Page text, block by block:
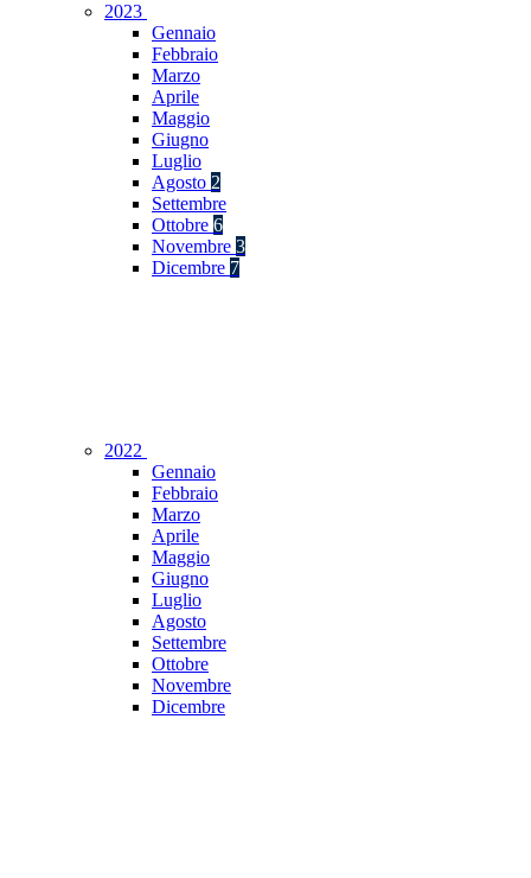
2023
Gennaio
Febbraio
Marzo
Aprile
Maggio
Giugno
Luglio
Agosto 2
Settembre
Ottobre 6
Novembre 3
Dicembre 7
2022
Gennaio
Febbraio
Marzo
Aprile
Maggio
Giugno
Luglio
Agosto
Settembre
Ottobre
Novembre
Dicembre